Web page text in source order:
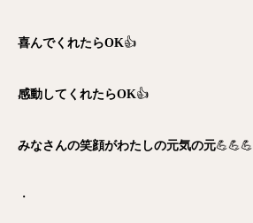
喜んでくれたらOK👍
感動してくれたらOK👍
みなさんの笑顔がわたしの元気の元💪💪💪
・